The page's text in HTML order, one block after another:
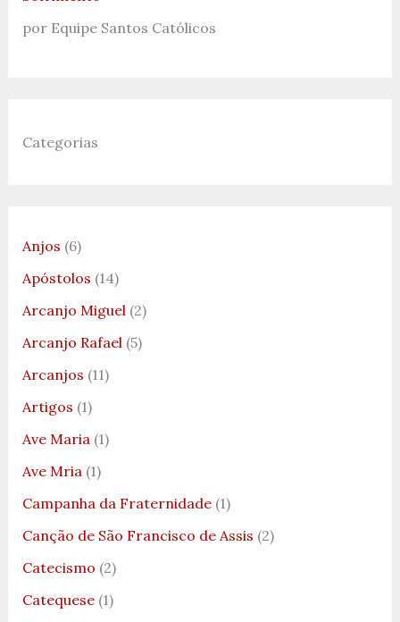
por Equipe Santos Católicos
Categorias
Anjos (6)
Apóstolos (14)
Arcanjo Miguel(2)
Arcanjo Rafael(5)
Arcanjos (11)
Artigos (1)
Ave Maria(1)
Ave Mria(1)
Campanha da Fraternidade(1)
Canção de São Francisco de Assis (2)
Catecismo (2)
Catequese(1)